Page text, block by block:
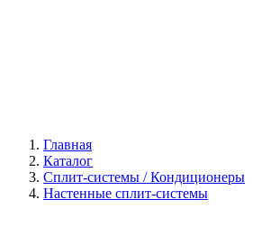
Главная
Каталог
Сплит-системы / Кондиционеры
Настенные сплит-системы